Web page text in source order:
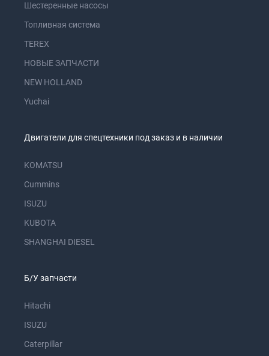
Шестеренные насосы
Топливная система
TEREX
НОВЫЕ ЗАПЧАСТИ
NEW HOLLAND
Yuchai
Двигатели для спецтехники под заказ и в наличии
KOMATSU
Cummins
ISUZU
KUBOTA
SHANGHAI DIESEL
Б/У запчасти
Hitachi
ISUZU
Caterpillar